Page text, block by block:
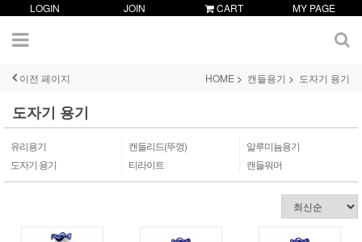
LOGIN JOIN CART MY PAGE
이전 페이지 HOME 캔들용기 도자기 용기
도자기 용기
유리용기 캔들리드(뚜껑)
알루미늄용기
도자기 용기
티라이트 캔들워머